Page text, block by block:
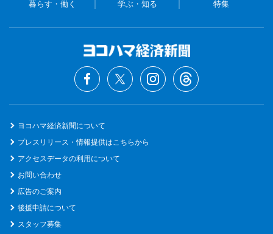
暮らす・働く 学ぶ・知る 特集
ヨコハマ経済新聞について
プレスリリース・情報提供はこちらから
アクセスデータの利用について
お問い合わせ
広告のご案内
後援申請について
スタッフ募集